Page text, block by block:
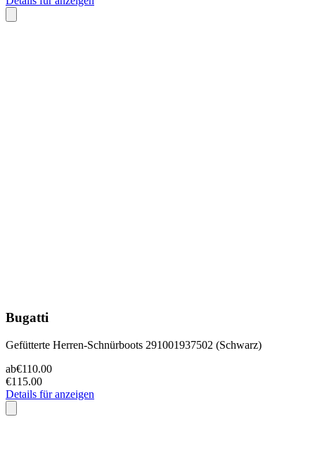
Bugatti
Gefütterte Herren-Schnürboots 291001937502 (Schwarz)
ab€110.00
€115.00
Details für anzeigen